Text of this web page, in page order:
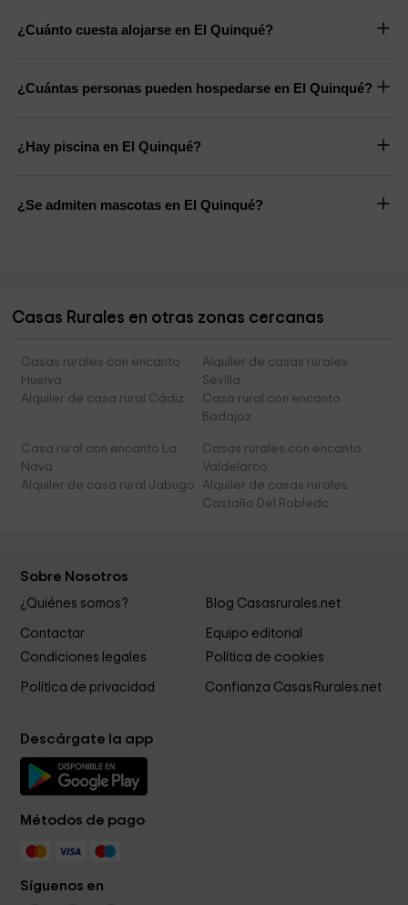
¿Cuánto cuesta alojarse en El Quinqué?
¿Cuántas personas pueden hospedarse en El Quinqué?
¿Hay piscina en El Quinqué?
¿Se admiten mascotas en El Quinqué?
Casas Rurales en otras zonas cercanas
Casas rurales con encanto
Huelva
Alquiler de casas rurales
Sevilla
Alquiler de casa rural Cádiz
Casa rural con encanto
Badajoz
Casa rural con encanto La
Nava
Casas rurales con encanto
Valdelarco
Alquiler de casa rural Jabugo
Alquiler de casas rurales
Castaño Del Robledo
Sobre Nosotros
¿Quiénes somos? Blog Casasrurales.net
Contactar
Equipo editorial
Condiciones legales
Política de cookies
Política de privacidad Confianza CasasRurales.net
Descárgate la app
Métodos de pago
Síguenos en